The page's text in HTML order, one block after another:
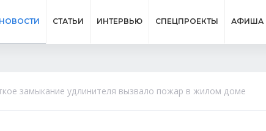
НОВОСТИ СТАТЬИ ИНТЕРВЬЮ СПЕЦПРОЕКТЫ АФИША
замыкание удлинителя вызвало пожар в жилом доме